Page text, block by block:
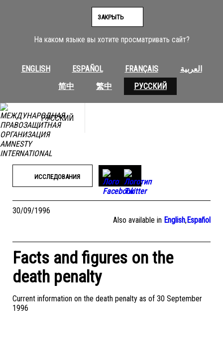
На каком языке вы хотите просматривать сайт?
ENGLISH ESPAÑOL FRANÇAIS
العربية
简中
繁中 РУССКИЙ
ЗАКРЫТЬ
РУССКИЙ
ИССЛЕДОВАНИЯ
30/09/1996
Also available in English,Español
Facts and figures on the
death penalty
Current information on the death penalty as of 30 September
1996